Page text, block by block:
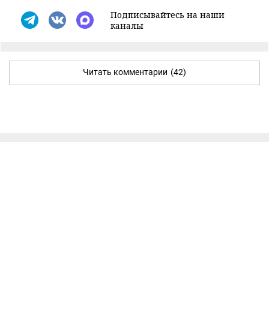
Подписывайтесь на наши
каналы
Читать комментарии (42)